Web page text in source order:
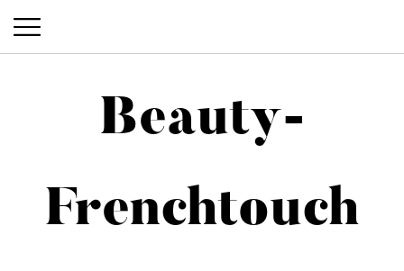
Beauty-Frenchtouch
Beauty-
Frenchtouch